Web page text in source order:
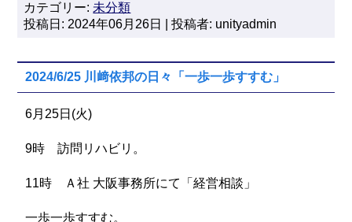
カテゴリー: 未分類
投稿日: 2024年06月26日 | 投稿者: unityadmin
2024/6/25 川﨑依邦の日々「一歩一歩すすむ」
6月25日(火)
9時 訪問リハビリ。
11時 Ａ社 大阪事務所にて「経営相談」
一歩一歩すすむ。